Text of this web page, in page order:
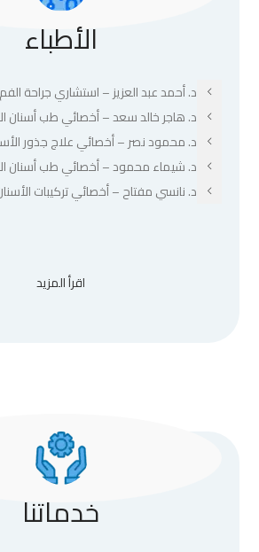
الأطباء
د. أحمد عبد العزيز – استشاري جراحة
د. هاجر خالد سعد – أخصائي طب أسنان
د. محمود نصر – أخصائي علاج جذور
د. شيماء محمود – أخصائي طب أسنان
د. نانسي مفتاح – أخصائي تركيبات
اقرأ المزيد
خدماتنا